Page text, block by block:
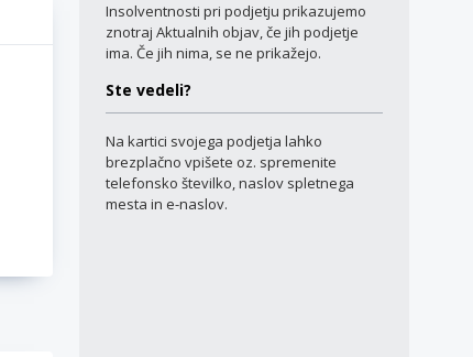
Insolventnosti pri podjetju prikazujemo
znotraj Aktualnih objav, če jih podjetje
ima. Če jih nima, se ne prikažejo.
Ste vedeli?
Na kartici svojega podjetja lahko
brezplačno vpišete oz. spremenite
telefonsko številko, naslov spletnega
mesta in e-naslov.